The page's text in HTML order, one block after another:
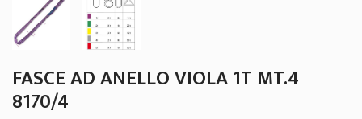
FASCE AD ANELLO VIOLA 1T MT.4
8170/4